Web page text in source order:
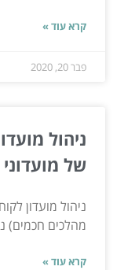
קרא עוד »
פבר 20, 2020
ניהול
של
ניהול מועדון
מהלכים חכמים)
קרא עוד »